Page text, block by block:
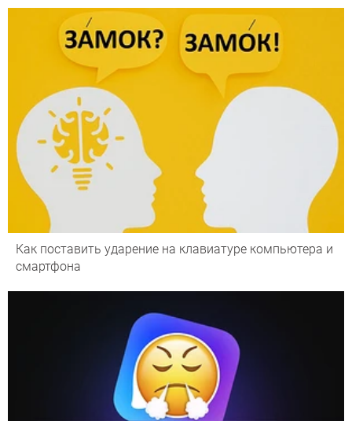
Как поставить ударение на клавиатуре компьютера и
смартфона